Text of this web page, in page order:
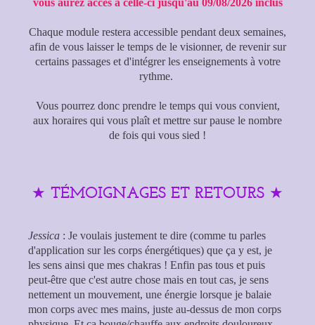
Chaque module restera accessible pendant deux semaines,
afin de vous laisser le temps de le visionner, de revenir sur
certains passages et d'intégrer les enseignements à votre
rythme.
Vous pourrez donc prendre le temps qui vous convient,
aux horaires qui vous plaît et mettre sur pause le nombre
de fois qui vous sied !
★ TÉMOIGNAGES ET RETOURS ★
Jessica : Je voulais justement te dire (comme tu parles
d'application sur les corps énergétiques) que ça y est, je
les sens ainsi que mes chakras ! Enfin pas tous et puis
peut-être que c'est autre chose mais en tout cas, je sens
nettement un mouvement, une énergie lorsque je balaie
mon corps avec mes mains, juste au-dessus de mon corps